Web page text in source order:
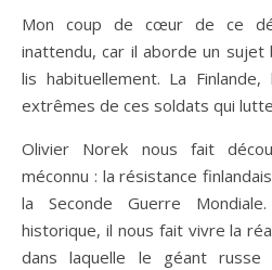
Mon coup de cœur de ce
inattendu, car il aborde un
lis habituellement. La
extrêmes de ces soldats qui
Olivier Norek nous fait
méconnu : la résistance
la Seconde Guerre
historique, il nous fait vivre la
dans laquelle le géant russe